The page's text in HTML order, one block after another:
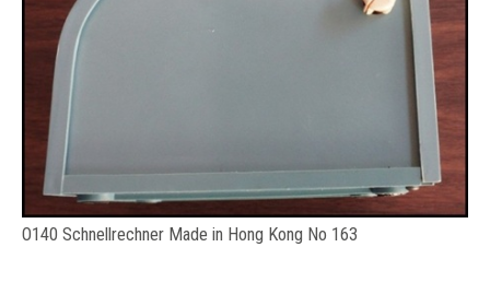
O140 Schnellrechner Made in Hong Kong No 163